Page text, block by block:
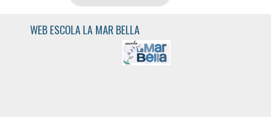
WEB ESCOLA LA MAR BELLA